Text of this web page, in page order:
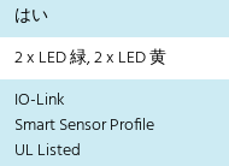
はい
2 x LED 緑, 2 x LED 黄
IO-Link
Smart Sensor Profile
UL Listed